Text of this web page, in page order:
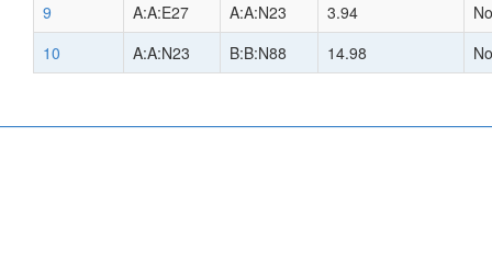
9
A:A:E27 A:A:N23 3.94
No
10
A:A:N23 B:B:N88 14.98 No